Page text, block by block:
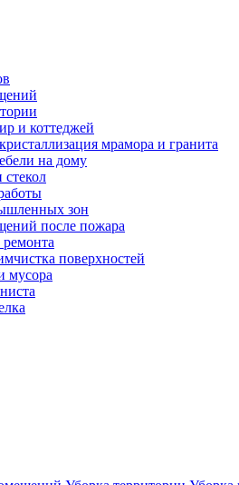
и коттеджей
мрамора и гранита
на дому
зон
после пожара
поверхностей
мусора